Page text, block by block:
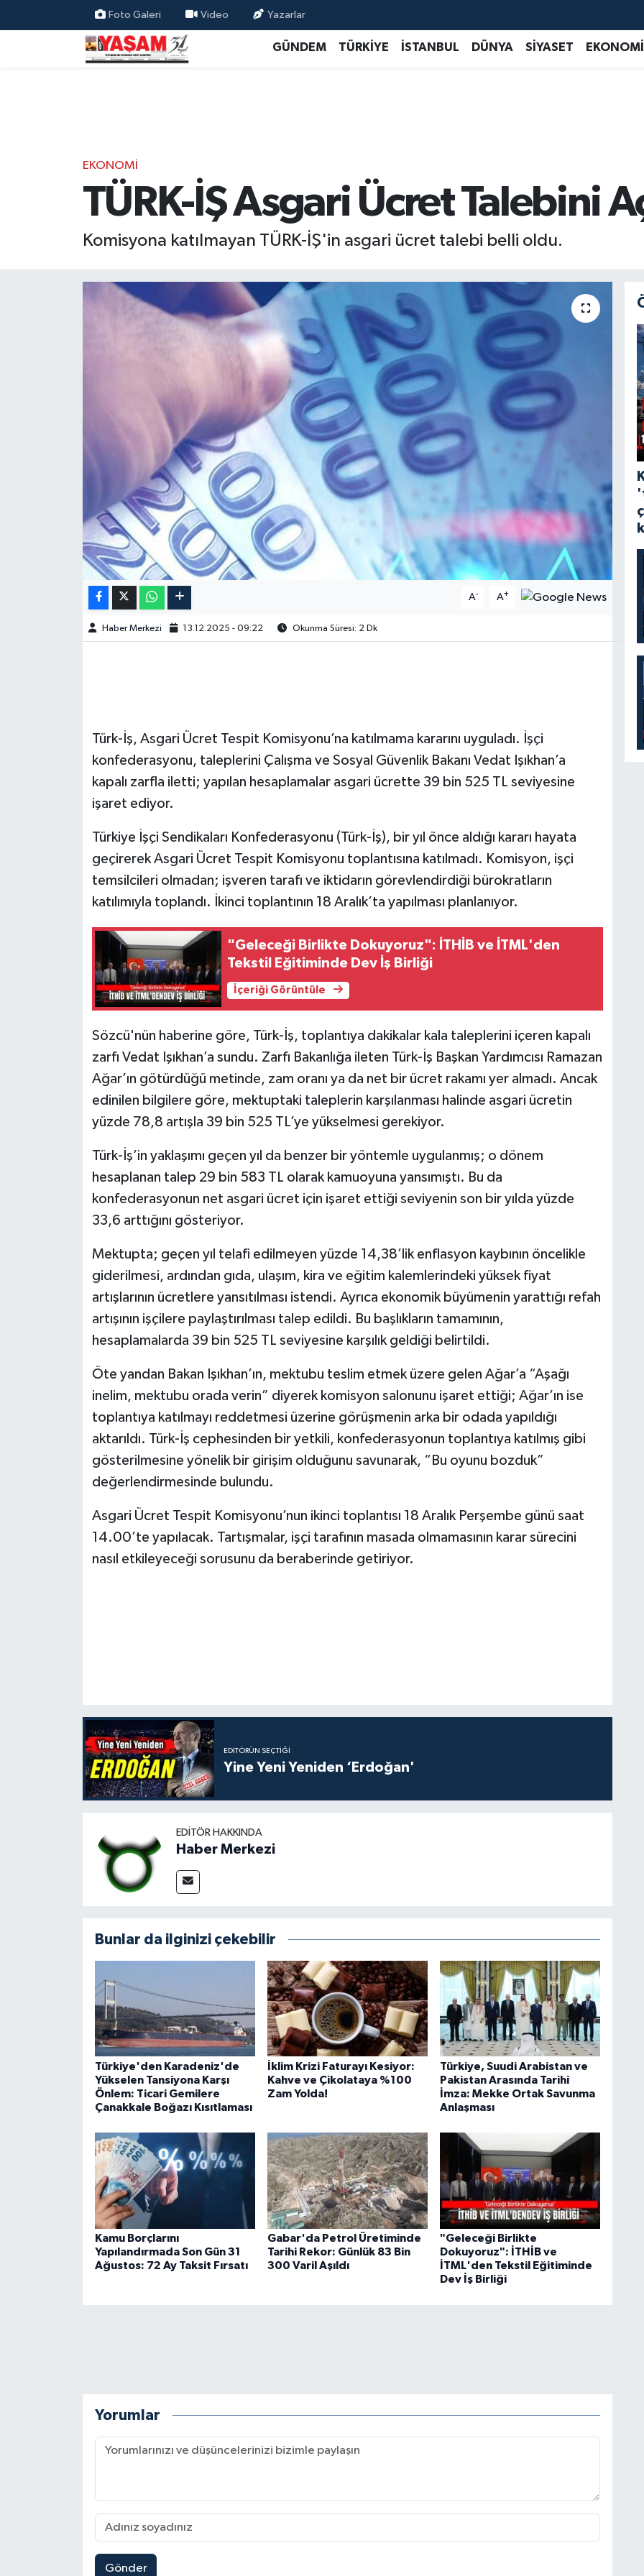
Foto Galeri Video Yazarlar
GÜNDEM TÜRKİYE İSTANBUL DÜNYA SİYASET EKONOMİ
EKONOMİ
TÜRK-İŞ Asgari Ücret Talebini
Komisyona katılmayan TÜRK-İŞ'in asgari ücret talebi belli oldu.
A- A+
Haber Merkezi 13.12.2025 - 09:22 Okunma Süresi: 2 Dk
Türk-İş, Asgari Ücret Tespit Komisyonu’na katılmama kararını uyguladı. İşçi
konfederasyonu, taleplerini Çalışma ve Sosyal Güvenlik Bakanı Vedat Işıkhan’a
kapalı zarfla iletti; yapılan hesaplamalar asgari ücrette 39 bin 525 TL seviyesine
işaret ediyor.
Türkiye İşçi Sendikaları Konfederasyonu (Türk-İş), bir yıl önce aldığı kararı hayata
geçirerek Asgari Ücret Tespit Komisyonu toplantısına katılmadı. Komisyon, işçi
temsilcileri olmadan; işveren tarafı ve iktidarın görevlendirdiği bürokratların
katılımıyla toplandı. İkinci toplantının 18 Aralık’ta yapılması planlanıyor.
"Geleceği Birlikte Dokuyoruz": İTHİB ve İTML'den
Tekstil Eğitiminde Dev İş Birliği
İçeriği Görüntüle
Sözcü'nün haberine göre, Türk-İş, toplantıya dakikalar kala taleplerini içeren kapalı
zarfı Vedat Işıkhan’a sundu. Zarfı Bakanlığa ileten Türk-İş Başkan Yardımcısı Ramazan
Ağar’ın götürdüğü metinde, zam oranı ya da net bir ücret rakamı yer almadı. Ancak
edinilen bilgilere göre, mektuptaki taleplerin karşılanması halinde asgari ücretin
yüzde 78,8 artışla 39 bin 525 TL’ye yükselmesi gerekiyor.
Türk-İş’in yaklaşımı geçen yıl da benzer bir yöntemle uygulanmış; o dönem
hesaplanan talep 29 bin 583 TL olarak kamuoyuna yansımıştı. Bu da
konfederasyonun net asgari ücret için işaret ettiği seviyenin son bir yılda yüzde
33,6 arttığını gösteriyor.
Mektupta; geçen yıl telafi edilmeyen yüzde 14,38’lik enflasyon kaybının öncelikle
giderilmesi, ardından gıda, ulaşım, kira ve eğitim kalemlerindeki yüksek fiyat
artışlarının ücretlere yansıtılması istendi. Ayrıca ekonomik büyümenin yarattığı refah
artışının işçilere paylaştırılması talep edildi. Bu başlıkların tamamının,
hesaplamalarda 39 bin 525 TL seviyesine karşılık geldiği belirtildi.
Öte yandan Bakan Işıkhan’ın, mektubu teslim etmek üzere gelen Ağar’a “Aşağı
inelim, mektubu orada verin” diyerek komisyon salonunu işaret ettiği; Ağar’ın ise
toplantıya katılmayı reddetmesi üzerine görüşmenin arka bir odada yapıldığı
aktarıldı. Türk-İş cephesinden bir yetkili, konfederasyonun toplantıya katılmış gibi
gösterilmesine yönelik bir girişim olduğunu savunarak, “Bu oyunu bozduk”
değerlendirmesinde bulundu.
Asgari Ücret Tespit Komisyonu’nun ikinci toplantısı 18 Aralık Perşembe günü saat
14.00’te yapılacak. Tartışmalar, işçi tarafının masada olmamasının karar sürecini
nasıl etkileyeceği sorusunu da beraberinde getiriyor.
EDITÖRÜN SEÇTIĞI
Yine Yeni Yeniden ‘Erdoğan'
EDITÖR HAKKINDA
Haber Merkezi
Bunlar da ilginizi çekebilir
Türkiye'den Karadeniz'de
Yükselen Tansiyona Karşı
Önlem: Ticari Gemilere
Çanakkale Boğazı Kısıtlaması
İklim Krizi Faturayı Kesiyor:
Kahve ve Çikolataya %100
Zam Yolda!
Türkiye, Suudi Arabistan ve
Pakistan Arasında Tarihi
İmza: Mekke Ortak Savunma
Anlaşması
Kamu Borçlarını
Yapılandırmada Son Gün 31
Ağustos: 72 Ay Taksit Fırsatı
Gabar'da Petrol Üretiminde
Tarihi Rekor: Günlük 83 Bin
300 Varil Aşıldı
"Geleceği Birlikte
Dokuyoruz": İTHİB ve
İTML'den Tekstil Eğitiminde
Dev İş Birliği
Yorumlar
Gönder